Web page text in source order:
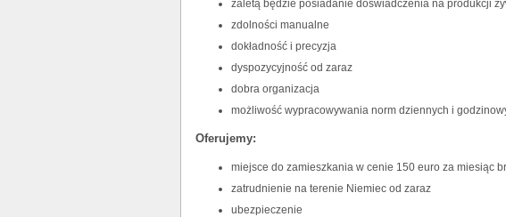
zaletą będzie posiadanie doświadczenia na produkcji
zdolności manualne
dokładność i precyzja
dyspozycyjność od zaraz
dobra organizacja
możliwość wypracowywania norm dziennych i
Oferujemy:
miejsce do zamieszkania w cenie 150 euro za miesiąc
zatrudnienie na terenie Niemiec od zaraz
ubezpieczenie